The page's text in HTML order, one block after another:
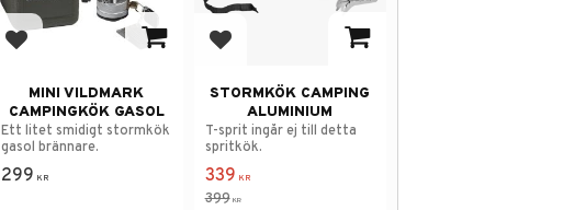
Lägg till i favoriter
MINI VILDMARK
CAMPINGKÖK GASOL
Ett litet smidigt stormkök
gasol brännare.
299 KR
Lägg till i favoriter
STORMKÖK CAMPING
ALUMINIUM
T-sprit ingår ej till detta
spritkök.
339 KR
399KR